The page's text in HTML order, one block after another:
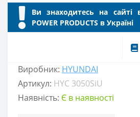
Ви знаходитесь на сайті
POWER PRODUCTS в Україні
Виробник: HYUNDAI
Артикул: HYC 3050SiU
Наявність: Є в наявності